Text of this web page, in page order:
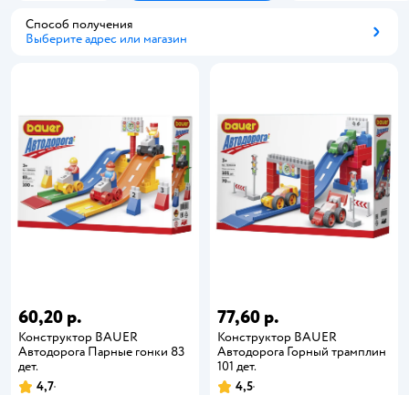
Способ получения
Выберите адрес или магазин
60,20 р.
Конструктор BAUER
Автодорога Парные гонки 83
дет.
4,7
77,60 р.
Конструктор BAUER
Автодорога Горный трамплин
101 дет.
4,5